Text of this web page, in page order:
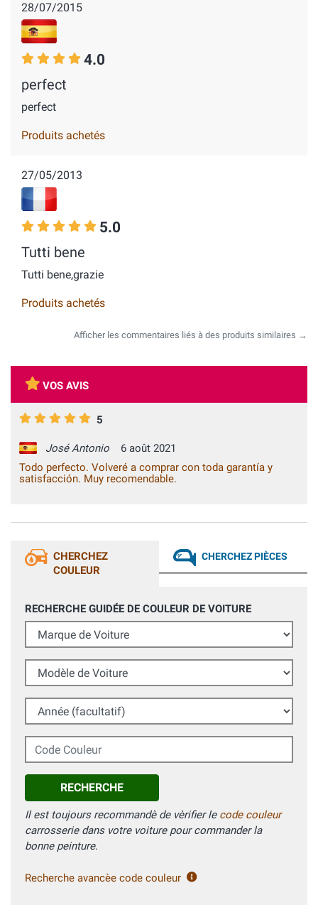
28/07/2015
4.0
perfect
perfect
Produits achetés
27/05/2013
5.0
Tutti bene
Tutti bene,grazie
Produits achetés
Afficher les commentaires liés à des produits similaires →
VOS AVIS
5
José Antonio
6 août 2021
Todo perfecto. Volveré a comprar con toda garantía y
satisfacción. Muy recomendable.
CHERCHEZ
COULEUR
CHERCHEZ PIÈCES
RECHERCHE GUIDÉE DE COULEUR DE VOITURE
Marque de Voiture
Modèle de Voiture
Année (facultatif)
Code Couleur
RECHERCHE
Il est toujours recommandè de vèrifier le code couleur
carrosserie dans votre voiture pour commander la
bonne peinture.
Recherche avancèe code couleur